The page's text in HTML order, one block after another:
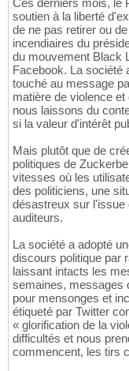
Ces derniers mois, le
soutien à la liberté
de ne pas retirer ou
incendiaires du
du mouvement Black
Facebook. La société
touché au message
matière de violence
nous laissons du
si la valeur d'intérêt
Mais plutôt que de
politiques de
vitesses où les
des politiciens, une
désastreux sur l'issue
auditeurs.
La société a adopté
discours politique par
laissant intacts les
semaines, messages
pour mensonges et
étiqueté par Twitter
« glorification de la
difficultés et nous
commencent, les tirs